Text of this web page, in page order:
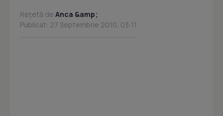
Rețetă de Anca &amp;
Publicat: 27 Septembrie 2010, 03:11